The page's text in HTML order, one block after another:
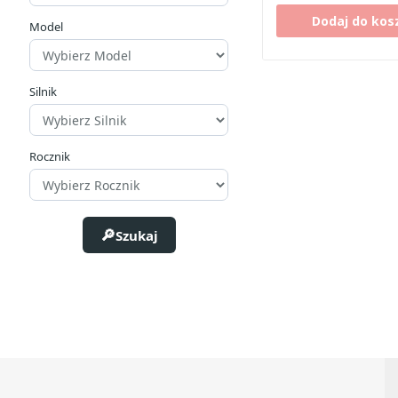
Model
Silnik
Rocznik
Szukaj
Dodaj do